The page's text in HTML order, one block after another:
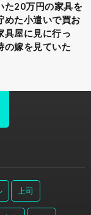
た20万円の家具を
めた小遣いで買お
具屋に見に行っ
の嫁を見ていた
上司